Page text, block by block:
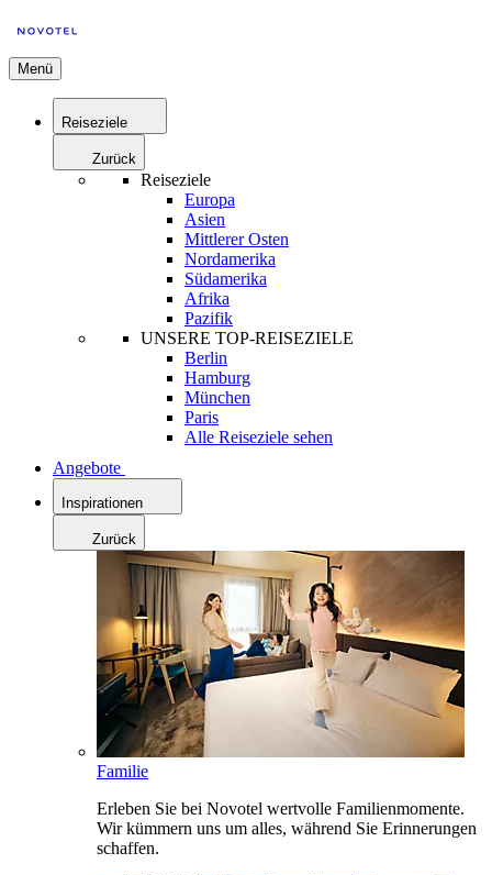
Menü
Reiseziele
Zurück
Reiseziele
Europa
Asien
Mittlerer Osten
Nordamerika
Südamerika
Afrika
Pazifik
UNSERE TOP-REISEZIELE
Berlin
Hamburg
München
Paris
Alle Reiseziele sehen
Angebote
Inspirationen
Zurück
Familie
Erleben Sie bei Novotel wertvolle Familienmomente.
Wir kümmern uns um alles, während Sie Erinnerungen
schaffen.